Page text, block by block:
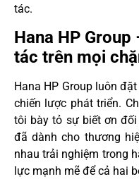
tác.
Hana HP
tác trên mọi
Hana HP Group luôn
chiến lược phát triển.
tôi bày tỏ sự biết ơn
đã dành cho thương
nhau trải nghiệm trong
lực mạnh mẽ để cả hai